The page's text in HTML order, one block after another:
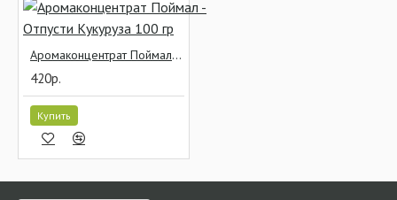
Аромаконцентрат Поймал - Отпусти Кукуруза 100 гр
420р.
Купить